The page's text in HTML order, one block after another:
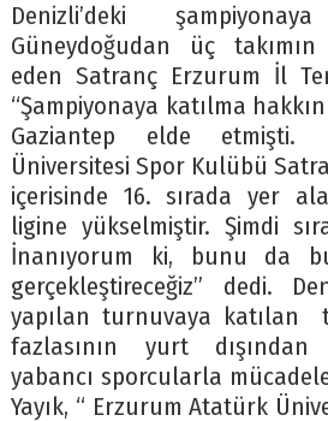
Denizli’deki
Güneydoğudan üç takımın
eden Satranç Erzurum İl
“Şampiyonaya katılma
Gaziantep elde etmişti.
Üniversitesi Spor Kulübü
içerisinde 16. sırada yer
ligine yükselmiştir. Şimdi
İnanıyorum ki, bunu da
gerçekleştireceğiz” dedi.
yapılan turnuvaya katılan
fazlasının yurt
yabancı sporcularla
Yayık, “ Erzurum Atatürk